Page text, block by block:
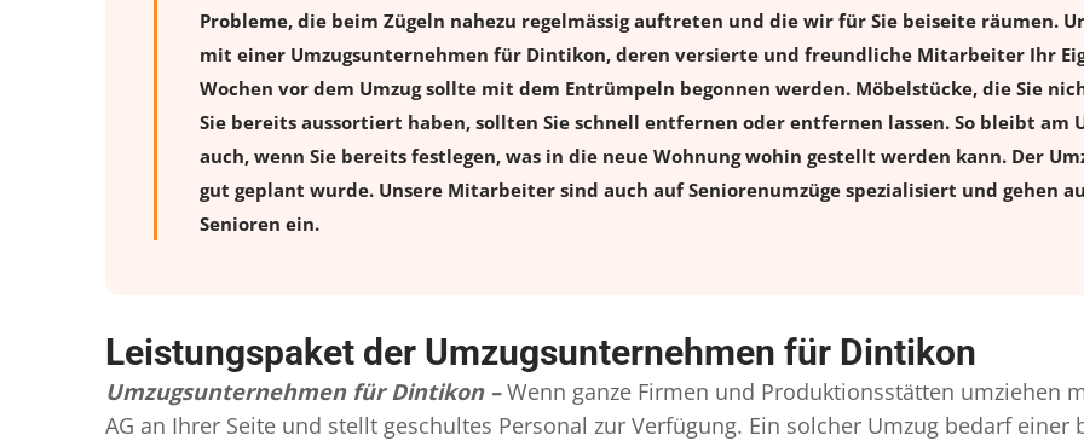
Probleme, die beim Zügeln nahezu regelmässig auftreten und die wir für Sie beiseite räumen.
mit einer Umzugsunternehmen für Dintikon, deren versierte und freundliche Mitarbeiter Ihr
Wochen vor dem Umzug sollte mit dem Entrümpeln begonnen werden. Möbelstücke, die Sie
Sie bereits aussortiert haben, sollten Sie schnell entfernen oder entfernen lassen. So bleibt am
auch, wenn Sie bereits festlegen, was in die neue Wohnung wohin gestellt werden kann. Der
gut geplant wurde. Unsere Mitarbeiter sind auch auf Seniorenumzüge spezialisiert und gehen
Senioren ein.
Leistungspaket der Umzugsunternehmen für Dintikon
Umzugsunternehmen für Dintikon – Wenn ganze Firmen und Produktionsstätten umziehen
AG an Ihrer Seite und stellt geschultes Personal zur Verfügung. Ein solcher Umzug bedarf